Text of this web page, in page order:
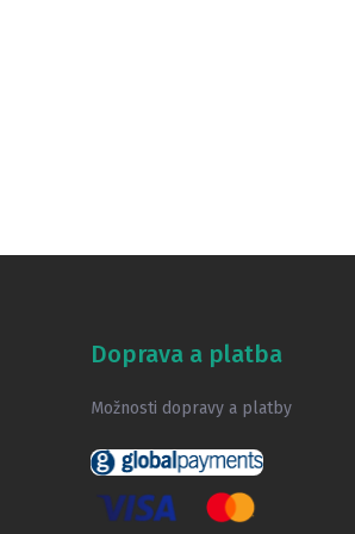
Doprava a platba
Možnosti dopravy a platby